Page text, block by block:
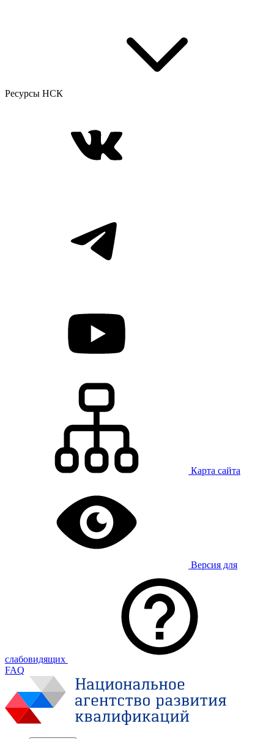
Ресурсы НСК
Карта сайта
Версия для
слабовидящих
FAQ